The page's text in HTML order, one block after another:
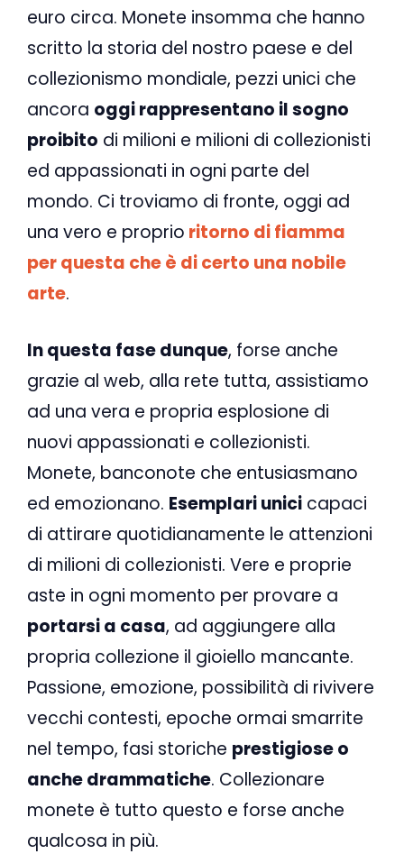
euro circa. Monete insomma che hanno
scritto la storia del nostro paese e del
collezionismo mondiale, pezzi unici che
ancora oggi rappresentano il sogno
proibito di milioni e milioni di collezionisti
ed appassionati in ogni parte del
mondo. Ci troviamo di fronte, oggi ad
una vero e proprio ritorno di fiamma
per questa che è di certo una nobile
arte.
In questa fase dunque, forse anche
grazie al web, alla rete tutta, assistiamo
ad una vera e propria esplosione di
nuovi appassionati e collezionisti.
Monete, banconote che entusiasmano
ed emozionano. Esemplari unici capaci
di attirare quotidianamente le attenzioni
di milioni di collezionisti. Vere e proprie
aste in ogni momento per provare a
portarsi a casa, ad aggiungere alla
propria collezione il gioiello mancante.
Passione, emozione, possibilità di rivivere
vecchi contesti, epoche ormai smarrite
nel tempo, fasi storiche prestigiose o
anche drammatiche. Collezionare
monete è tutto questo e forse anche
qualcosa in più.